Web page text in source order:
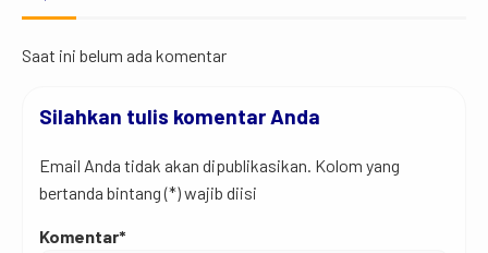
Saat ini belum ada komentar
Silahkan tulis komentar Anda
Email Anda tidak akan dipublikasikan. Kolom yang
bertanda bintang (*) wajib diisi
Komentar*